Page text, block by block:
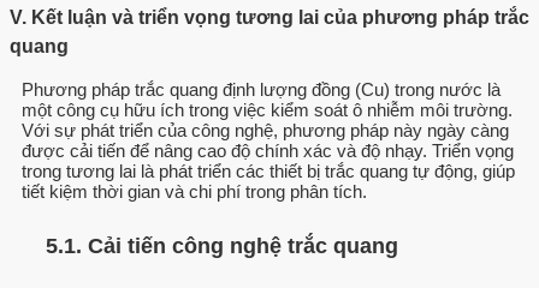
V. Kết luận và triển vọng tương lai của phương pháp trắc
quang
Phương pháp trắc quang định lượng đồng (Cu) trong nước là
một công cụ hữu ích trong việc kiểm soát ô nhiễm môi trường.
Với sự phát triển của công nghệ, phương pháp này ngày càng
được cải tiến để nâng cao độ chính xác và độ nhạy. Triển vọng
trong tương lai là phát triển các thiết bị trắc quang tự động, giúp
tiết kiệm thời gian và chi phí trong phân tích.
5.1. Cải tiến công nghệ trắc quang